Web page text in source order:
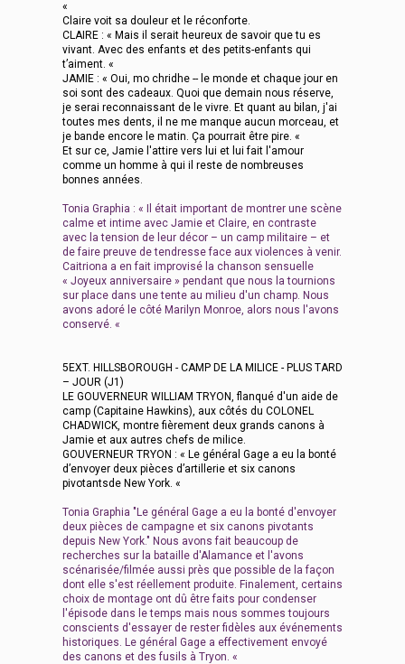
«
Claire voit sa douleur et le réconforte.
CLAIRE : « Mais il serait heureux de savoir que tu es
vivant. Avec des enfants et des petits-enfants qui
t’aiment. «
JAMIE : « Oui, mo chridhe -- le monde et chaque jour en
soi sont des cadeaux. Quoi que demain nous réserve,
je serai reconnaissant de le vivre. Et quant au bilan, j'ai
toutes mes dents, il ne me manque aucun morceau, et
je bande encore le matin. Ça pourrait être pire. «
Et sur ce, Jamie l'attire vers lui et lui fait l'amour
comme un homme à qui il reste de nombreuses
bonnes années.
Tonia Graphia : « Il était important de montrer une scène
calme et intime avec Jamie et Claire, en contraste
avec la tension de leur décor – un camp militaire – et
de faire preuve de tendresse face aux violences à venir.
Caitriona a en fait improvisé la chanson sensuelle
« Joyeux anniversaire » pendant que nous la tournions
sur place dans une tente au milieu d'un champ. Nous
avons adoré le côté Marilyn Monroe, alors nous l'avons
conservé. «
5EXT. HILLSBOROUGH - CAMP DE LA MILICE - PLUS TARD
– JOUR (J1)
LE GOUVERNEUR WILLIAM TRYON, flanqué d'un aide de
camp (Capitaine Hawkins), aux côtés du COLONEL
CHADWICK, montre fièrement deux grands canons à
Jamie et aux autres chefs de milice.
GOUVERNEUR TRYON : « Le général Gage a eu la bonté
d’envoyer deux pièces d’artillerie et six canons
pivotantsde New York. «
Tonia Graphia "Le général Gage a eu la bonté d'envoyer
deux pièces de campagne et six canons pivotants
depuis New York." Nous avons fait beaucoup de
recherches sur la bataille d'Alamance et l'avons
scénarisée/filmée aussi près que possible de la façon
dont elle s'est réellement produite. Finalement, certains
choix de montage ont dû être faits pour condenser
l'épisode dans le temps mais nous sommes toujours
conscients d'essayer de rester fidèles aux événements
historiques. Le général Gage a effectivement envoyé
des canons et des fusils à Tryon. «